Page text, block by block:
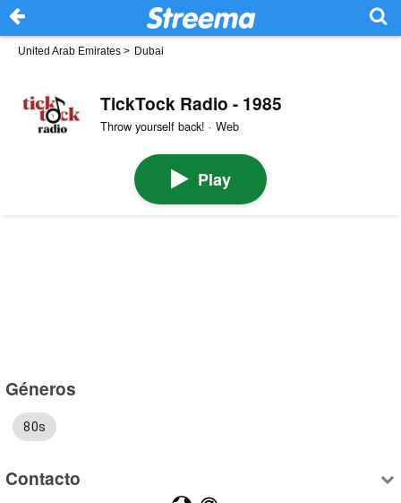
United Arab Emirates > Dubai
TickTock Radio - 1985
Throw yourself back! · Web
Play
Géneros
80s
Contacto